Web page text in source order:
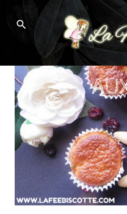
content